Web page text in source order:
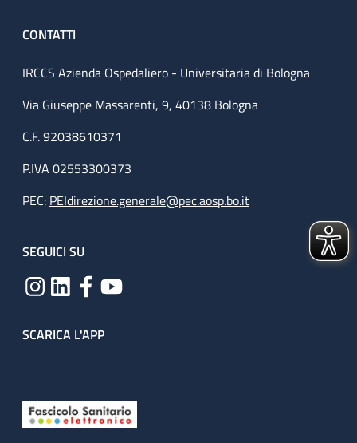
CONTATTI
IRCCS Azienda Ospedaliero - Universitaria di Bologna
Via Giuseppe Massarenti, 9, 40138 Bologna
C.F. 92038610371
P.IVA 02553300373
PEC: PEIdirezione.generale@pec.aosp.bo.it
SEGUICI SU
SCARICA L'APP